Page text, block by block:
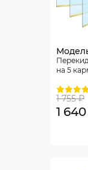
на 5
1 755 ₽
1